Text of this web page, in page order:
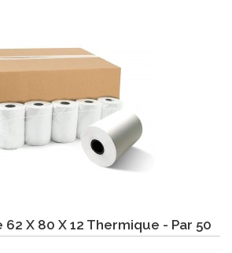
X 80 X 12 Thermique - Par 50